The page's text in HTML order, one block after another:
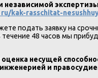
независимой
kak-rasschitat-
подать заявку на
48 часов мы
несущей
и